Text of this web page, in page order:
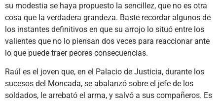
su modestia se haya propuesto la sencillez, que no es otra
cosa que la verdadera grandeza. Baste recordar algunos de
los instantes definitivos en que su arrojo lo situó entre los
valientes que no lo piensan dos veces para reaccionar ante
lo que puede traer peores consecuencias.
Raúl es el joven que, en el Palacio de Justicia, durante los
sucesos del Moncada, se abalanzó sobre el jefe de los
soldados, le arrebató el arma, y salvó a sus compañeros. Es